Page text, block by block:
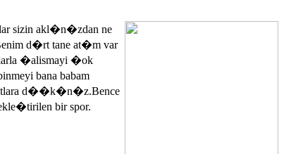
sizin akl�n�zdan ne
d�rt tane at�m var
�alismayi �ok
bana babam
d��k�n�z.Bence
bir spor.